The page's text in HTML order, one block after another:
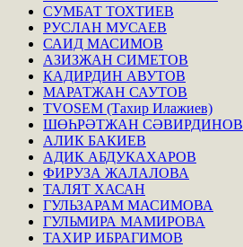
СУМБАТ ТОХТИЕВ
РУСЛАН МУСАЕВ
САИД МАСИМОВ
АЗИЗЖАН СИМЕТОВ
КАДИРДИН АВУТОВ
МАРАТЖАН САУТОВ
TVOSEM (Тахир Илажиев)
ШӨҺРӘТЖАН СӘВИРДИНОВ
АЛИК БАКИЕВ
АДИК АБДУКАХАРОВ
ФИРУЗА ЖАЛАЛОВА
ТАЛЯТ ХАСАН
ГУЛЬЗАРАМ МАСИМОВА
ГУЛЬМИРА МАМИРОВА
ТАХИР ИБРАГИМОВ